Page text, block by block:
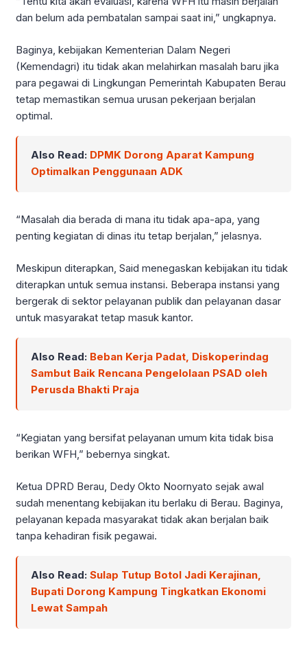
dan belum ada pembatalan sampai saat ini,” ungkapnya.
Baginya, kebijakan Kementerian Dalam Negeri
(Kemendagri) itu tidak akan melahirkan masalah baru jika
para pegawai di Lingkungan Pemerintah Kabupaten Berau
tetap memastikan semua urusan pekerjaan berjalan
optimal.
Also Read: DPMK Dorong Aparat Kampung
Optimalkan Penggunaan ADK
“Masalah dia berada di mana itu tidak apa-apa, yang
penting kegiatan di dinas itu tetap berjalan,” jelasnya.
Meskipun diterapkan, Said menegaskan kebijakan itu tidak
diterapkan untuk semua instansi. Beberapa instansi yang
bergerak di sektor pelayanan publik dan pelayanan dasar
untuk masyarakat tetap masuk kantor.
Also Read: Beban Kerja Padat, Diskoperindag
Sambut Baik Rencana Pengelolaan PSAD oleh
Perusda Bhakti Praja
“Kegiatan yang bersifat pelayanan umum kita tidak bisa
berikan WFH,” bebernya singkat.
Ketua DPRD Berau, Dedy Okto Noornyato sejak awal
sudah menentang kebijakan itu berlaku di Berau. Baginya,
pelayanan kepada masyarakat tidak akan berjalan baik
tanpa kehadiran fisik pegawai.
Also Read: Sulap Tutup Botol Jadi Kerajinan,
Bupati Dorong Kampung Tingkatkan Ekonomi
Lewat Sampah